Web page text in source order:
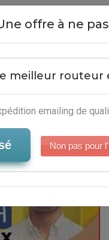
Dropbox -
Mails
offre à ne
meilleur routeur
emailing de
Non pas pour